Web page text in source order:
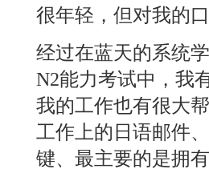
很年轻，但对我的
经过在蓝天的系统
N2能力考试中，我
我的工作也有很大
工作上的日语邮件
键、最主要的是拥